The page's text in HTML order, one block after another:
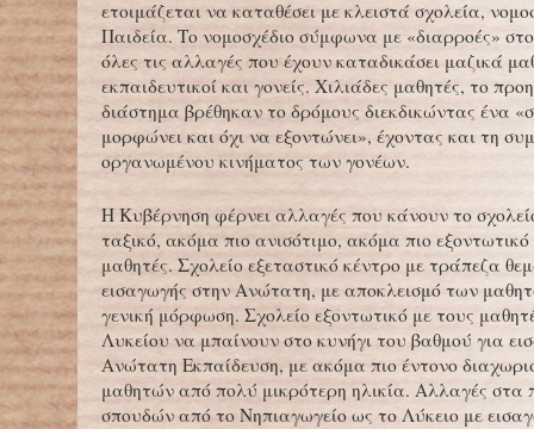
ετοιμάζεται να καταθέσει με κλειστά σχολεία,
Παιδεία. Το νομοσχέδιο σύμφωνα με «διαρροές»
όλες τις αλλαγές που έχουν καταδικάσει μαζικά
εκπαιδευτικοί και γονείς. Χιλιάδες μαθητές, το
διάστημα βρέθηκαν το δρόμους διεκδικώντας ένα
μορφώνει και όχι να εξοντώνει», έχοντας και τη
οργανωμένου κινήματος των γονέων.
Η Κυβέρνηση φέρνει αλλαγές που κάνουν το
ταξικό, ακόμα πιο ανισότιμο, ακόμα πιο εξοντωτικό
μαθητές. Σχολείο εξεταστικό κέντρο με τράπεζα
εισαγωγής στην Ανώτατη, με αποκλεισμό των
γενική μόρφωση. Σχολείο εξοντωτικό με τους
Λυκείου να μπαίνουν στο κυνήγι του βαθμού για
Ανώτατη Εκπαίδευση, με ακόμα πιο έντονο
μαθητών από πολύ μικρότερη ηλικία. Αλλαγές
σπουδών από το Νηπιαγωγείο ως το Λύκειο με